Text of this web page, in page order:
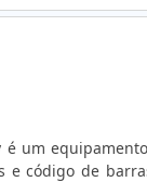
e
essência de
é um
e código de